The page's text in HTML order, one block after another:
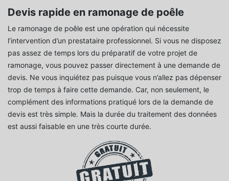
Devis rapide en ramonage de poêle
Le ramonage de poêle est une opération qui nécessite
l’intervention d’un prestataire professionnel. Si vous ne disposez
pas assez de temps lors du préparatif de votre projet de
ramonage, vous pouvez passer directement à une demande de
devis. Ne vous inquiétez pas puisque vous n’allez pas dépenser
trop de temps à faire cette demande. Car, non seulement, le
complément des informations pratiqué lors de la demande de
devis est très simple. Mais la durée du traitement des données
est aussi faisable en une très courte durée.